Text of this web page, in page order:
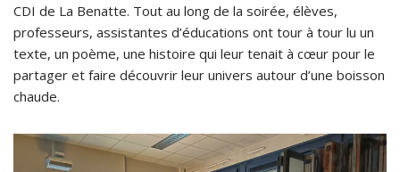
CDI de La Benatte. Tout au long de la soirée, élèves,
professeurs, assistantes d’éducations ont tour à tour lu un
texte, un poème, une histoire qui leur tenait à cœur pour le
partager et faire découvrir leur univers autour d’une boisson
chaude.